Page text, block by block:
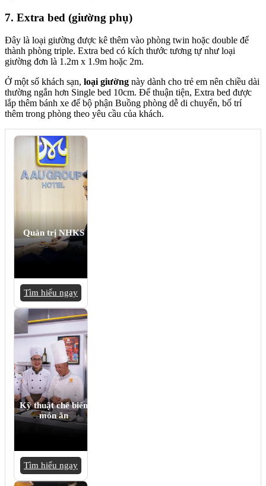
7. Extra bed (giường phụ)
Đây là loại giường được kê thêm vào phòng twin hoặc double để
thành phòng triple. Extra bed có kích thước tương tự như loại
giường đơn là 1.2m x 1.9m hoặc 2m.
Ở một số khách sạn, loại giường này dành cho trẻ em nên chiều dài
thường ngắn hơn Single bed 10cm. Để thuận tiện, Extra bed được
lắp thêm bánh xe để bộ phận Buồng phòng dễ di chuyển, bố trí
thêm trong phòng theo yêu cầu của khách.
Quản trị NHKS
Tìm hiểu ngay
Kỹ thuật chế biến
món ăn
Tìm hiểu ngay